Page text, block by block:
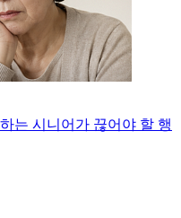
는 시니어가 끊어야 할 행